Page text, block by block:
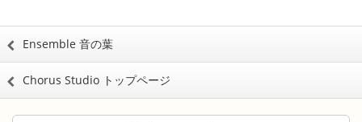
Ensemble 音の葉
Chorus Studio トップページ